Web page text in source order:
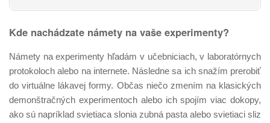
Kde nachádzate námety na vaše experimenty?
Námety na experimenty hľadám v učebniciach, v laboratórnych
protokoloch alebo na internete. Následne sa ich snažím prerobiť
do virtuálne lákavej formy. Občas niečo zmením na klasických
demonštračných experimentoch alebo ich spojím viac dokopy,
ako sú napríklad svietiaca slonia zubná pasta alebo svietiaci sliz